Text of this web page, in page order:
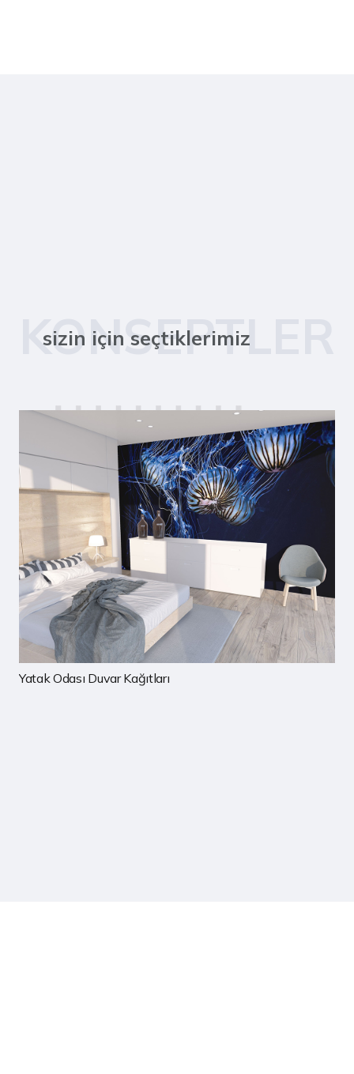
KONSEPTLER
sizin için seçtiklerimiz
Çocuk Odası Duvar Kağıtları